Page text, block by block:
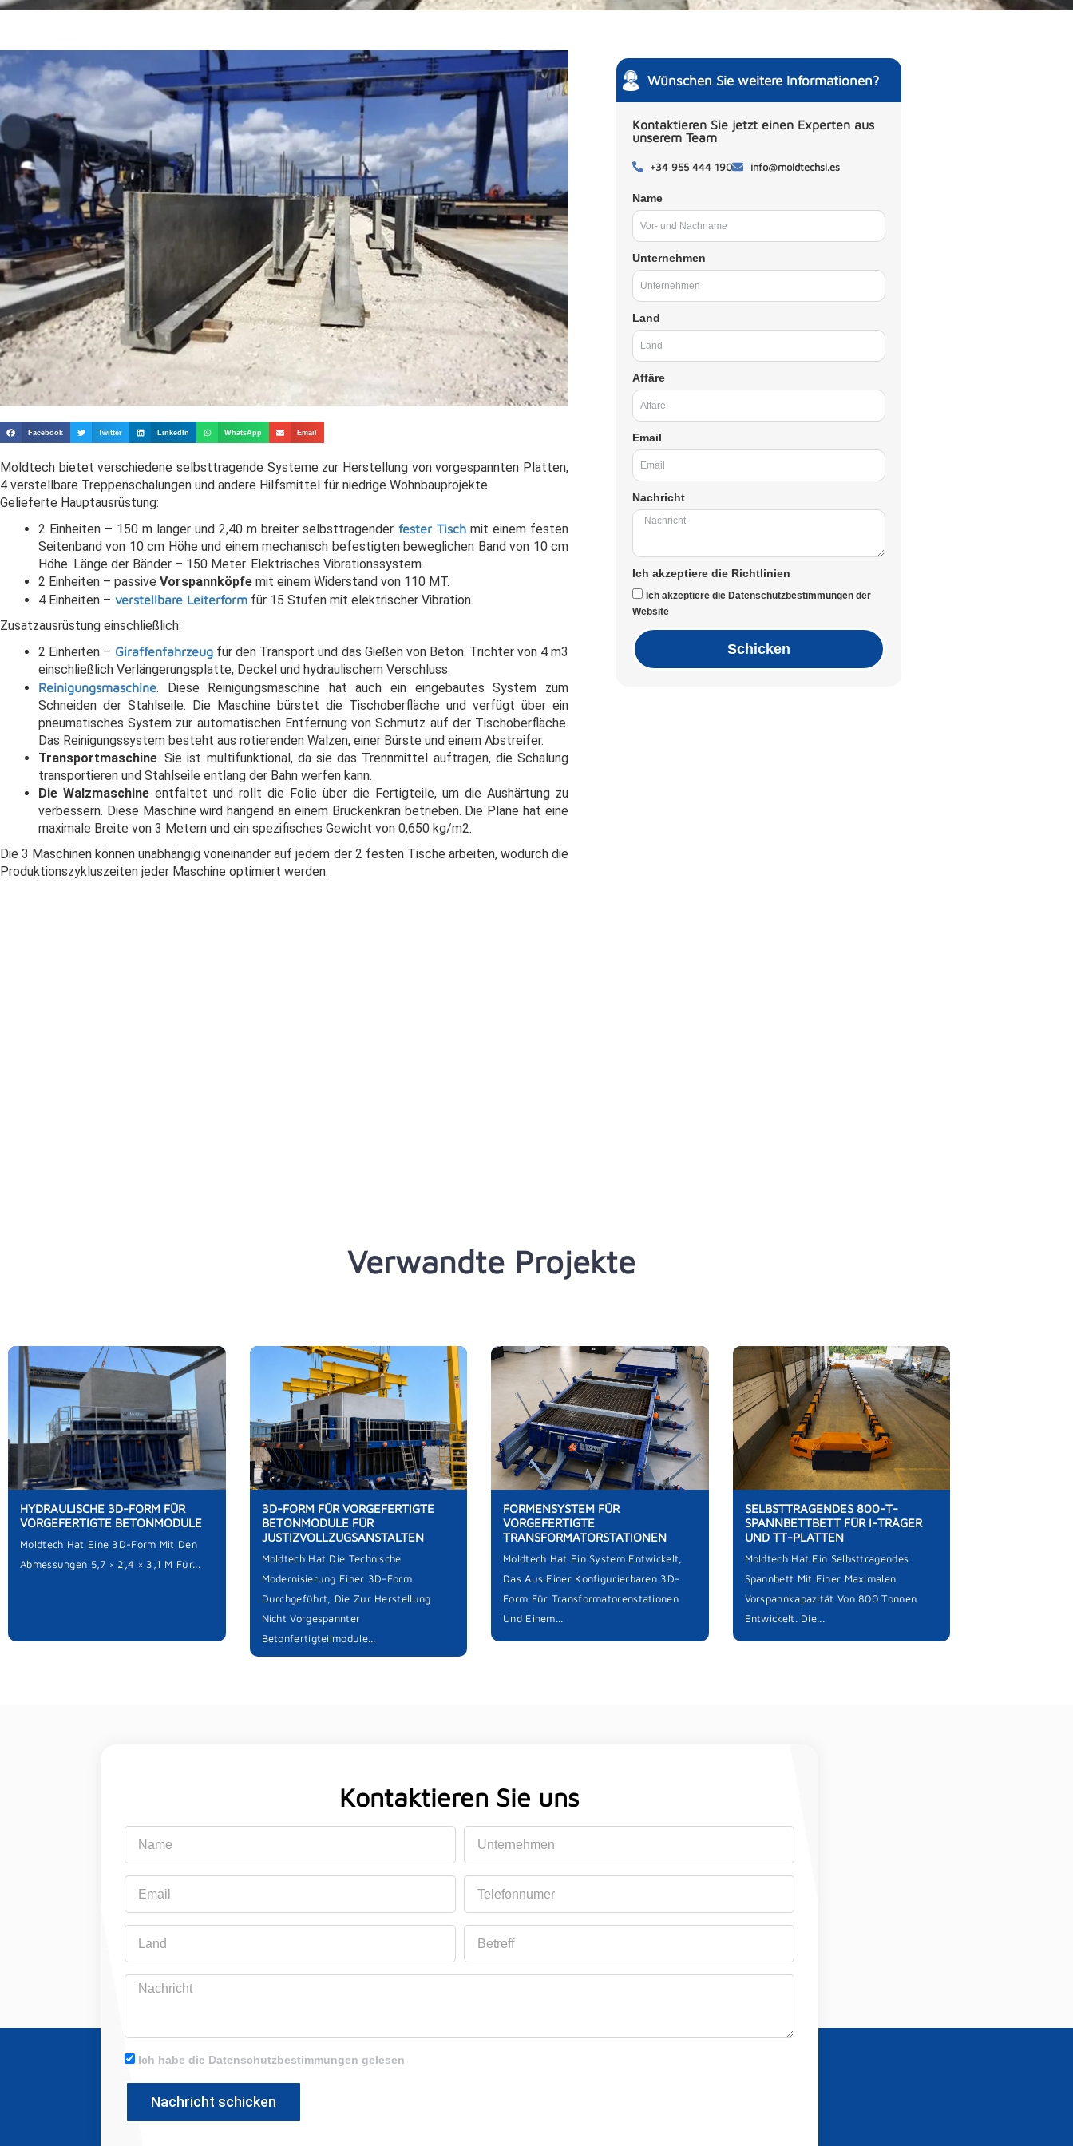
Facebook Twitter LinkedIn WhatsApp Email
Moldtech bietet verschiedene selbsttragende Systeme zur Herstellung von vorgespannten Platten,
4 verstellbare Treppenschalungen und andere Hilfsmittel für niedrige Wohnbauprojekte.
Gelieferte Hauptausrüstung:
2 Einheiten – 150 m langer und 2,40 m breiter selbsttragender fester Tisch mit einem festen
Seitenband von 10 cm Höhe und einem mechanisch befestigten beweglichen Band von 10 cm
Höhe. Länge der Bänder – 150 Meter. Elektrisches Vibrationssystem.
2 Einheiten – passive Vorspannköpfe mit einem Widerstand von 110 MT.
4 Einheiten – verstellbare Leiterform für 15 Stufen mit elektrischer Vibration.
Zusatzausrüstung einschließlich:
2 Einheiten – Giraffenfahrzeug für den Transport und das Gießen von Beton. Trichter von 4 m3
einschließlich Verlängerungsplatte, Deckel und hydraulischem Verschluss.
Reinigungsmaschine. Diese Reinigungsmaschine hat auch ein eingebautes System zum
Schneiden der Stahlseile. Die Maschine bürstet die Tischoberfläche und verfügt über ein
pneumatisches System zur automatischen Entfernung von Schmutz auf der Tischoberfläche.
Das Reinigungssystem besteht aus rotierenden Walzen, einer Bürste und einem Abstreifer.
Transportmaschine. Sie ist multifunktional, da sie das Trennmittel auftragen, die Schalung
transportieren und Stahlseile entlang der Bahn werfen kann.
Die Walzmaschine entfaltet und rollt die Folie über die Fertigteile, um die Aushärtung zu
verbessern. Diese Maschine wird hängend an einem Brückenkran betrieben. Die Plane hat eine
maximale Breite von 3 Metern und ein spezifisches Gewicht von 0,650 kg/m2.
Die 3 Maschinen können unabhängig voneinander auf jedem der 2 festen Tische arbeiten, wodurch die
Produktionszykluszeiten jeder Maschine optimiert werden.
Wünschen Sie weitere Informationen?
Kontaktieren Sie jetzt einen Experten aus
unserem Team
+34 955 444 190 info@moldtechsl.es
Name
Unternehmen
Land
Affäre
Email
Nachricht
Ich akzeptiere die Richtlinien
Ich akzeptiere die Datenschutzbestimmungen der
Website
Schicken
Verwandte Projekte
HYDRAULISCHE 3D-FORM FÜR
VORGEFERTIGTE BETONMODULE
Moldtech Hat Eine 3D-Form Mit Den
Abmessungen 5,7 × 2,4 × 3,1 M Für...
3D-FORM FÜR VORGEFERTIGTE
BETONMODULE FÜR
JUSTIZVOLLZUGSANSTALTEN
Moldtech Hat Die Technische
Modernisierung Einer 3D-Form
Durchgeführt, Die Zur Herstellung
Nicht Vorgespannter
Betonfertigteilmodule...
FORMENSYSTEM FÜR
VORGEFERTIGTE
TRANSFORMATORSTATIONEN
Moldtech Hat Ein System Entwickelt,
Das Aus Einer Konfigurierbaren 3D-
Form Für Transformatorenstationen
Und Einem...
SELBSTTRAGENDES 800-T-
SPANNBETTBETT FÜR I-TRÄGER
UND TT-PLATTEN
Moldtech Hat Ein Selbsttragendes
Spannbett Mit Einer Maximalen
Vorspannkapazität Von 800 Tonnen
Entwickelt. Die...
Kontaktieren Sie uns
Nachricht
Ich habe die Datenschutzbestimmungen gelesen
Nachricht schicken